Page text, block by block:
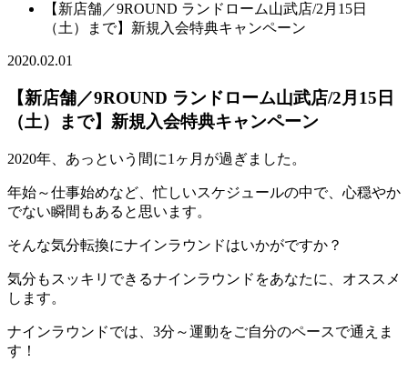
【新店舗／9ROUND ランドローム山武店/2月15日
（土）まで】新規入会特典キャンペーン
2020.02.01
【新店舗／9ROUND ランドローム山武店/2月15日
（土）まで】新規入会特典キャンペーン
2020年、あっという間に1ヶ月が過ぎました。
年始～仕事始めなど、忙しいスケジュールの中で、心穏やか
でない瞬間もあると思います。
そんな気分転換にナインラウンドはいかがですか？
気分もスッキリできるナインラウンドをあなたに、オススメ
します。
ナインラウンドでは、3分～運動をご自分のペースで通えま
す！